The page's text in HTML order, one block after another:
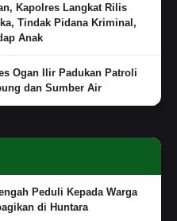
Kapolres Langkat Rilis
Tindak Pidana Kriminal,
Anak
Ogan Ilir Padukan Patroli
dan Sumber Air
Peduli Kepada Warga
di Huntara